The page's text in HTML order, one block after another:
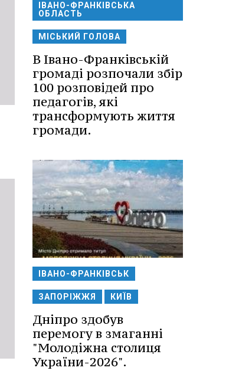
ІВАНО-ФРАНКІВСЬКА
ОБЛАСТЬ
МІСЬКИЙ ГОЛОВА
В Івано-Франківській
громаді розпочали збір
100 розповідей про
педагогів, які
трансформують життя
громади.
ІВАНО-ФРАНКІВСЬК
ЗАПОРІЖЖЯ КИЇВ
Дніпро здобув
перемогу в змаганні
"Молодіжна столиця
України-2026".